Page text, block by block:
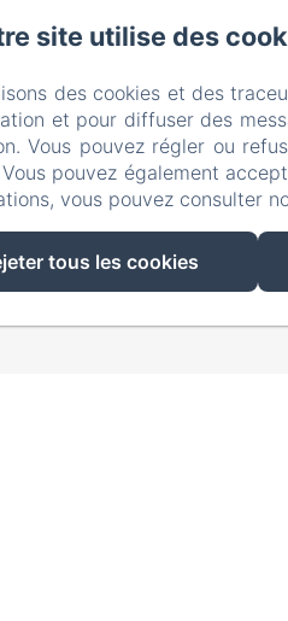
site utilise des
des cookies et des
et pour diffuser des
Vous pouvez régler ou
pouvez également
vous pouvez consulter
tous les cookies